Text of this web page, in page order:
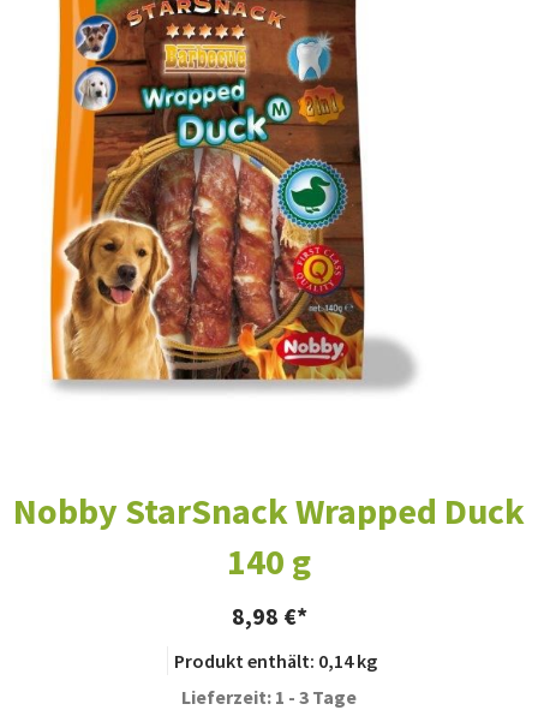
Nobby StarSnack Wrapped Duck
140 g
8,98 €
Produkt enthält: 0,14kg
Lieferzeit: 1 - 3 Tage